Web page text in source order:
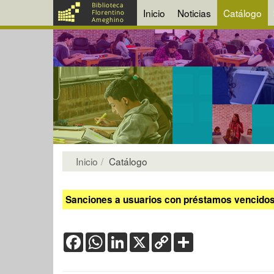
Inicio Noticias Catálogo
Inicio Catálogo
Sanciones a usuarios con préstamos
FacebookWhatsApp
LinkedIn
X Copy
Link